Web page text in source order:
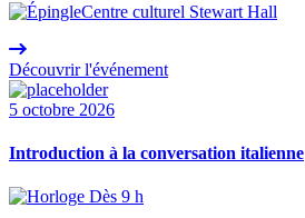
Centre culturel Stewart Hall
Découvrir l'événement
5 octobre 2026
Introduction à la conversation italienne
Dès 9 h